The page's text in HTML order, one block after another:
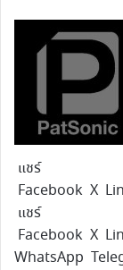
แชร์
Facebook X
แชร์
Facebook X
WhatsApp